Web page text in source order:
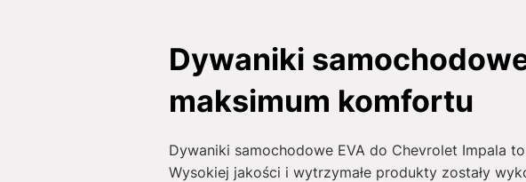
Dywaniki
maksimum komfortu
Dywaniki samochodowe EVA do Chevrolet Impala
Wysokiej jakości i wytrzymałe produkty zostały